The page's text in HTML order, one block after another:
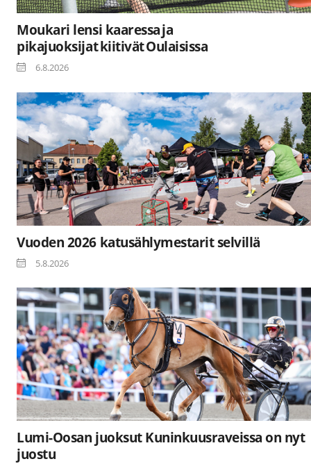
Moukari lensi kaaressa ja
pikajuoksijat kiitivät Oulaisissa
6.8.2026
Vuoden 2026 katusählymestarit selvillä
5.8.2026
Lumi-Oosan juoksut Kuninkuusraveissa on nyt
juostu